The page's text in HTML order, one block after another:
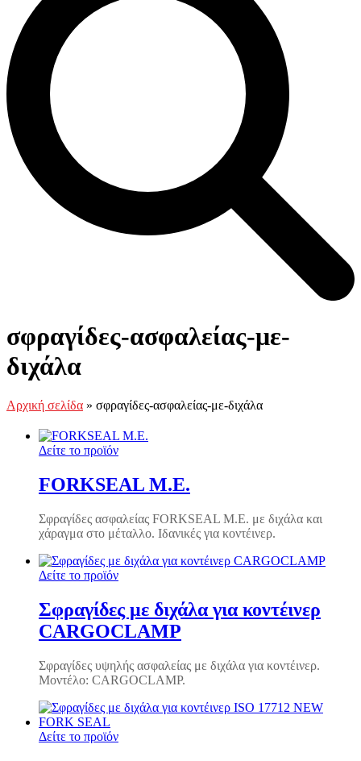
menu
menu
σφραγίδες-ασφαλείας-με-
διχάλα
Αρχική σελίδα » σφραγίδες-ασφαλείας-με-διχάλα
Δείτε το προϊόν
FORKSEAL M.E.
Σφραγίδες ασφαλείας FORKSEAL M.E. με διχάλα και
χάραγμα στο μέταλλο. Ιδανικές για κοντέινερ.
Δείτε το προϊόν
Σφραγίδες με διχάλα για κοντέινερ
CARGOCLAMP
Σφραγίδες υψηλής ασφαλείας με διχάλα για κοντέινερ.
Μοντέλο: CARGOCLAMP.
Δείτε το προϊόν